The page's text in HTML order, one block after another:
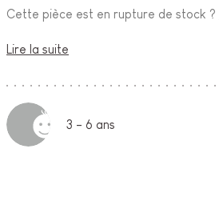
Cette pièce est en rupture de stock ?
Lire la suite
3 - 6 ans